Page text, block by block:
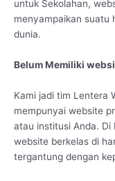
untuk Sekolahan,
menyampaikan suatu
dunia.
Belum Memiliki
Kami jadi tim Lentera
mempunyai website
atau institusi Anda. Di
website berkelas di
tergantung dengan